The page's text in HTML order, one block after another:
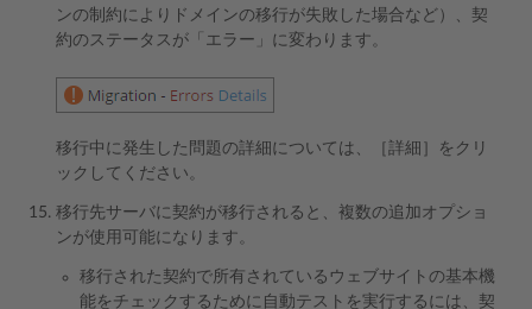
ンの制約によりドメインの移行が失敗した場合など）、契
約のステータスが「エラー」に変わります。
移行中に発生した問題の詳細については、［詳細］をクリ
ックしてください。
移行先サーバに契約が移行されると、複数の追加オプショ
ンが使用可能になります。
移行された契約で所有されているウェブサイトの基本機
能をチェックするために自動テストを実行するには、契